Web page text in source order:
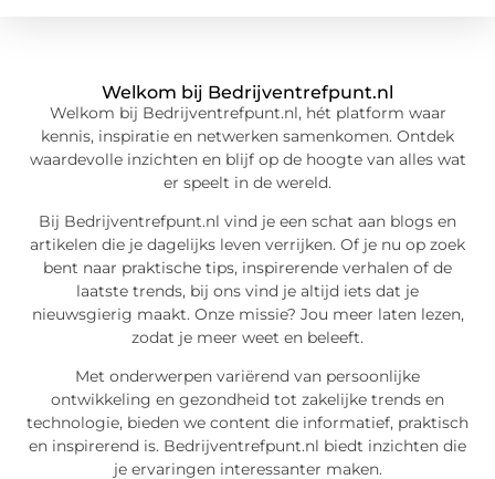
Welkom bij Bedrijventrefpunt.nl
Welkom bij Bedrijventrefpunt.nl, hét platform waar
kennis, inspiratie en netwerken samenkomen. Ontdek
waardevolle inzichten en blijf op de hoogte van alles wat
er speelt in de wereld.
Bij Bedrijventrefpunt.nl vind je een schat aan blogs en
artikelen die je dagelijks leven verrijken. Of je nu op zoek
bent naar praktische tips, inspirerende verhalen of de
laatste trends, bij ons vind je altijd iets dat je
nieuwsgierig maakt. Onze missie? Jou meer laten lezen,
zodat je meer weet en beleeft.
Met onderwerpen variërend van persoonlijke
ontwikkeling en gezondheid tot zakelijke trends en
technologie, bieden we content die informatief, praktisch
en inspirerend is. Bedrijventrefpunt.nl biedt inzichten die
je ervaringen interessanter maken.